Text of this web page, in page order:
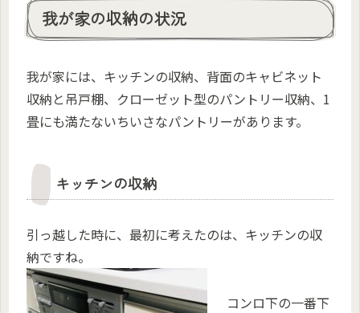
我が家の収納の状況
我が家には、キッチンの収納、背面のキャビネット
収納と吊戸棚、クローゼット型のパントリー収納、1
畳にも満たないちいさなパントリーがあります。
キッチンの収納
引っ越した時に、最初に考えたのは、キッチンの収
納ですね。
コンロ下の一番下